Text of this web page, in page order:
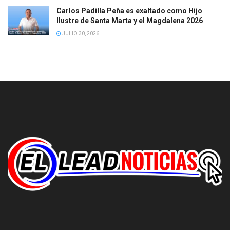
Carlos Padilla Peña es exaltado como Hijo
Ilustre de Santa Marta y el Magdalena 2026
JULIO 30, 2026